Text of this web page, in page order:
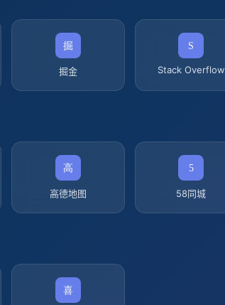
掘金 Stack Overflow
高德地图 58同城